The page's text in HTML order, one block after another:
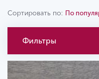
Сортировать по: По
Фильтры